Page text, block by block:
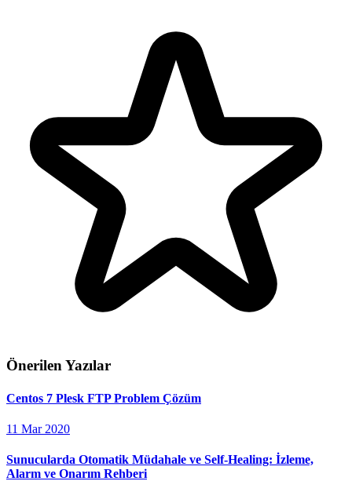
Önerilen Yazılar
Centos 7 Plesk FTP Problem Çözüm
11 Mar 2020
Sunucularda Otomatik Müdahale ve Self-Healing: İzleme,
Alarm ve Onarım Rehberi